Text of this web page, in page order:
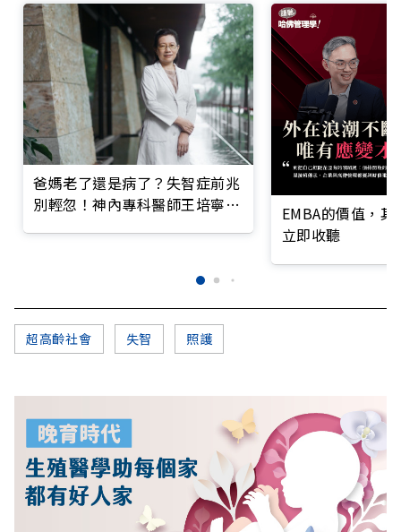
爸媽老了還是病了？失智症前兆
別輕忽！神內專科醫師王培寧呼
EMBA的價值，
立即收聽
超高齡社會 失智 照護